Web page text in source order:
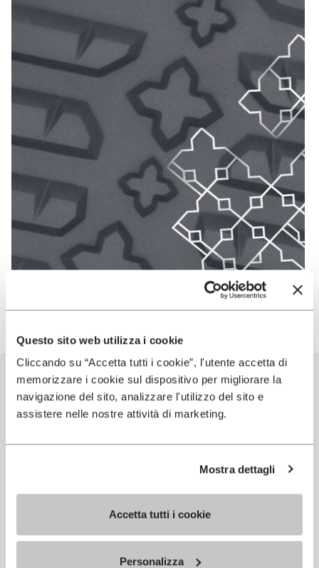
Questo sito web utilizza i cookie
Cliccando su “Accetta tutti i cookie”, l'utente accetta di
memorizzare i cookie sul dispositivo per migliorare la
navigazione del sito, analizzare l'utilizzo del sito e
assistere nelle nostre attività di marketing.
Mostra dettagli
Accetta tutti i cookie
Personalizza
PRODUITS
WOOLRICH
UTILISANT LA
TECHNOLOGIE
VIBRAM